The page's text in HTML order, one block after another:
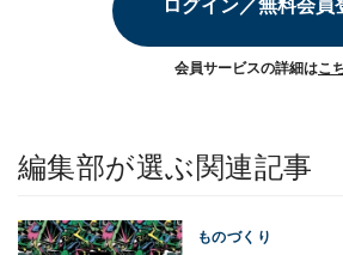
ログイン／無料会員
会員サービスの詳細はこ
編集部が選ぶ関連記事
ものづくり